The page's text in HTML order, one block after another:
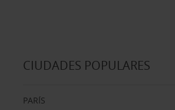
CIUDADES POPULARES
PARÍS